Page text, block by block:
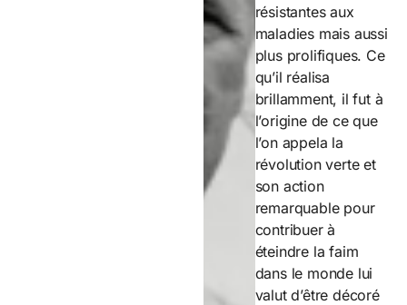
résistantes aux
maladies mais aussi
plus prolifiques. Ce
qu’il réalisa
brillamment, il fut à
l’origine de ce que
l’on appela la
révolution verte et
son action
remarquable pour
contribuer à
éteindre la faim
dans le monde lui
valut d’être décoré